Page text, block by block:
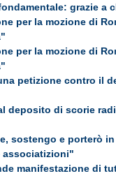
grazie a
per la mozione di
per la mozione di
petizione contro il
deposito di scorie
sostengo e porterò
manifestazione di